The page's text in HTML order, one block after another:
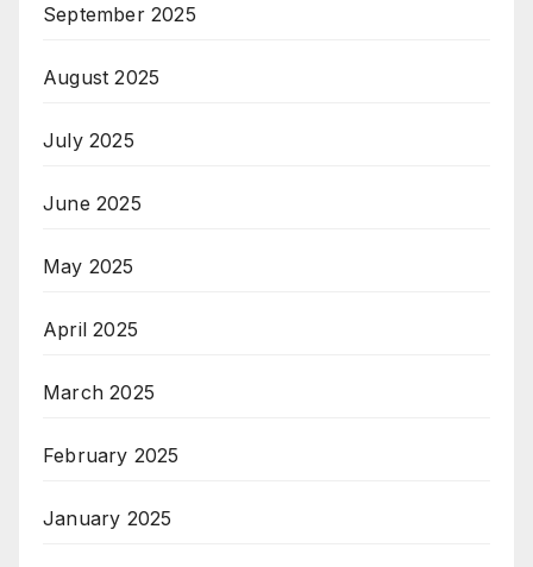
September 2025
August 2025
July 2025
June 2025
May 2025
April 2025
March 2025
February 2025
January 2025